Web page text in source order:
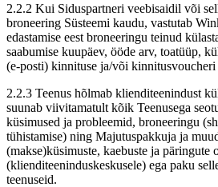
2.2.2 Kui Siduspartneri veebisaidil või
broneering Süsteemi kaudu, vastutab
edastamise eest broneeringu teinud
saabumise kuupäev, ööde arv, toatüüp,
(e-posti) kinnituse ja/või kinnitusvoucheri
2.2.3 Teenus hõlmab klienditeenindust
suunab viivitamatult kõik Teenusega
küsimused ja probleemid, broneeringu
tühistamise) ning Majutuspakkuja ja
(makse)küsimuste, kaebuste ja päringute
(klienditeeninduskeskusele) ega paku
teenuseid.